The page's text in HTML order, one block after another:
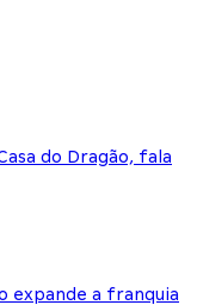
do Dragão, fala
expande a franquia